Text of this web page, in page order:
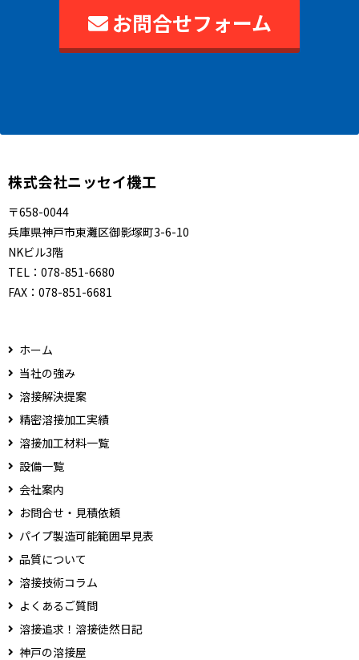
お問合せフォーム
株式会社ニッセイ機工
〒658-0044
兵庫県神戸市東灘区御影塚町3-6-10
NKビル3階
TEL： 078-851-6680
FAX： 078-851-6681
ホーム
当社の強み
溶接解決提案
精密溶接加工実績
溶接加工材料一覧
設備一覧
会社案内
お問合せ・見積依頼
パイプ製造可能範囲早見表
品質について
溶接技術コラム
よくあるご質問
溶接追求！溶接徒然日記
神戸の溶接屋